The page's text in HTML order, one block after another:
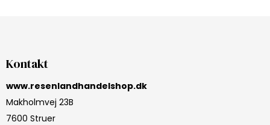
Kontakt
www.resenlandhandelshop.dk
Makholmvej 23B
7600 Struer